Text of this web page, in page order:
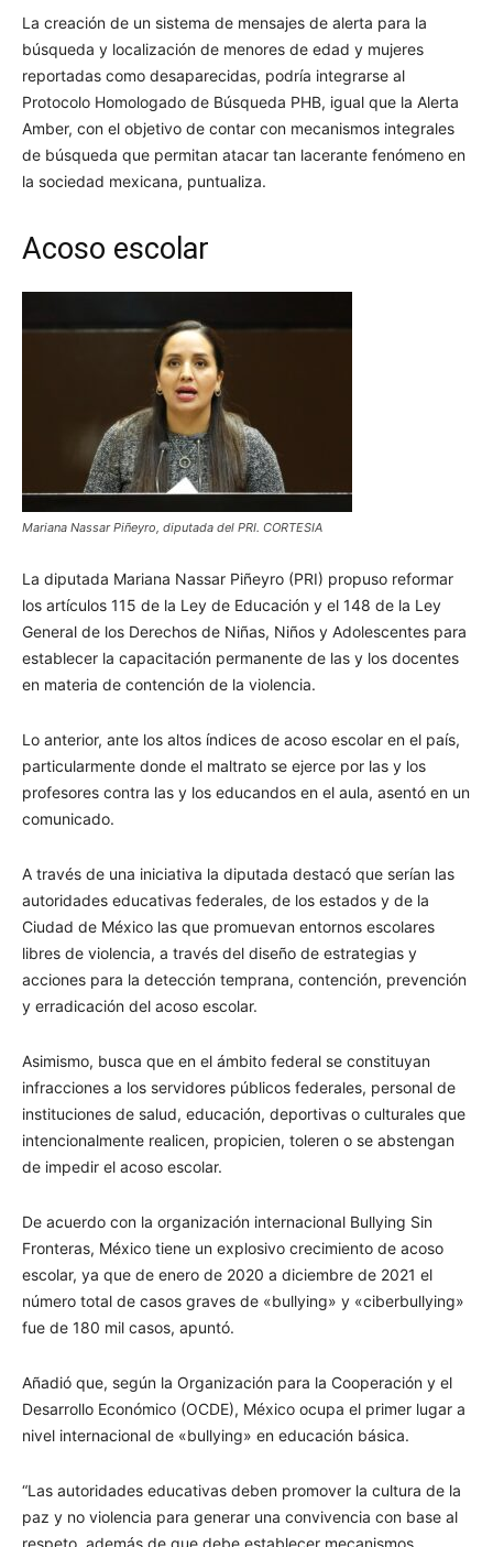
La creación de un sistema de mensajes de alerta para la
búsqueda y localización de menores de edad y mujeres
reportadas como desaparecidas, podría integrarse al
Protocolo Homologado de Búsqueda PHB, igual que la Alerta
Amber, con el objetivo de contar con mecanismos integrales
de búsqueda que permitan atacar tan lacerante fenómeno en
la sociedad mexicana, puntualiza.
Acoso escolar
Mariana Nassar Piñeyro, diputada del PRI. CORTESIA
La diputada Mariana Nassar Piñeyro (PRI) propuso reformar
los artículos 115 de la Ley de Educación y el 148 de la Ley
General de los Derechos de Niñas, Niños y Adolescentes para
establecer la capacitación permanente de las y los docentes
en materia de contención de la violencia.
Lo anterior, ante los altos índices de acoso escolar en el país,
particularmente donde el maltrato se ejerce por las y los
profesores contra las y los educandos en el aula, asentó en un
comunicado.
A través de una iniciativa la diputada destacó que serían las
autoridades educativas federales, de los estados y de la
Ciudad de México las que promuevan entornos escolares
libres de violencia, a través del diseño de estrategias y
acciones para la detección temprana, contención, prevención
y erradicación del acoso escolar.
Asimismo, busca que en el ámbito federal se constituyan
infracciones a los servidores públicos federales, personal de
instituciones de salud, educación, deportivas o culturales que
intencionalmente realicen, propicien, toleren o se abstengan
de impedir el acoso escolar.
De acuerdo con la organización internacional Bullying Sin
Fronteras, México tiene un explosivo crecimiento de acoso
escolar, ya que de enero de 2020 a diciembre de 2021 el
número total de casos graves de «bullying» y «ciberbullying»
fue de 180 mil casos, apuntó.
Añadió que, según la Organización para la Cooperación y el
Desarrollo Económico (OCDE), México ocupa el primer lugar a
nivel internacional de «bullying» en educación básica.
“Las autoridades educativas deben promover la cultura de la
paz y no violencia para generar una convivencia con base al